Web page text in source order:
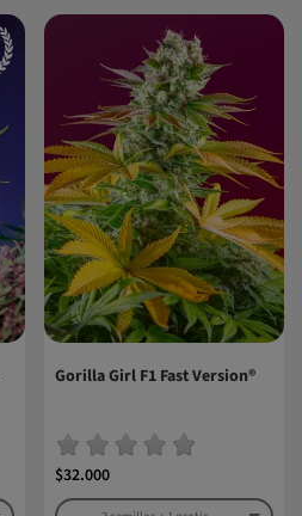
Gorilla Girl F1 Fast Version®
$32.000